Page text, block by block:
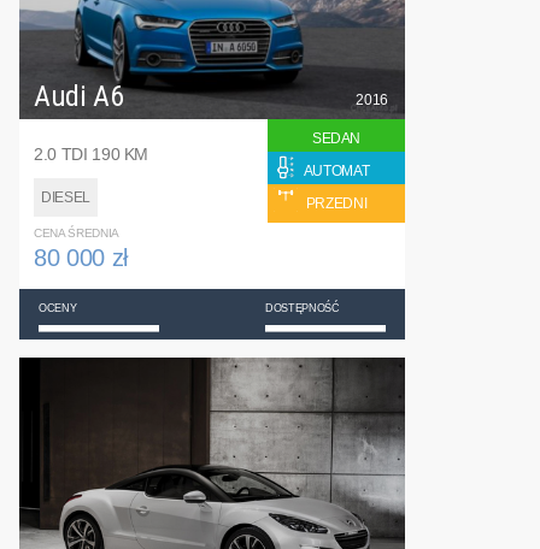
Audi A6
2.0 TDI 190 KM
DIESEL
2016
SEDAN
AUTOMAT
PRZEDNI
CENA ŚREDNIA
80 000 zł
OCENY DOSTĘPNOŚĆ